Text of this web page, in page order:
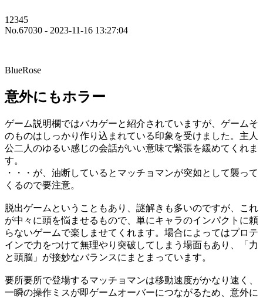
12345
No.67030 - 2023-11-16 13:27:04
BlueRose
意外にもホラー
ゲーム説明欄ではバカゲーと紹介されていますが、ゲームそ
のものはしっかり作り込まれている印象を受けました。主人
公二人のゆるい感じの会話がいい意味で緊張を緩めてくれま
す。
・・・が、油断しているとマッチョマンが突如として襲って
くるので要注意。
脱出ゲームということもあり、謎解きも多いのですが、これ
が中々に頭を悩ませるもので、単にキャラのインパクトに頼
らないゲームで楽しませてくれます。場合によってはプロテ
インで力をつけて無理やり突破してしまう場面もあり、「力
と頭脳」が接妙なバランスにまとまっています。
要所要所で登場するマッチョマンは移動速度がかなり速く、
一瞬の操作ミスが即ゲームオーバーにつながるため、意外に